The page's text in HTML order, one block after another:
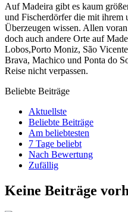
Auf Madeira gibt es kaum
und Fischerdörfer die mit ihrem
Überzeugen wissen. Allen
doch auch andere Orte auf
Lobos,Porto Moniz, São
Brava, Machico und Ponta do
Reise nicht verpassen.
Beliebte Beiträge
Aktuellste
Beliebte Beiträge
Am beliebtesten
7 Tage beliebt
Nach Bewertung
Zufällig
Keine Beiträge